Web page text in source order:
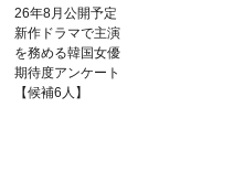
26年8月公開予定
新作ドラマで主演
を務める韓国女優
期待度アンケート
【候補6人】